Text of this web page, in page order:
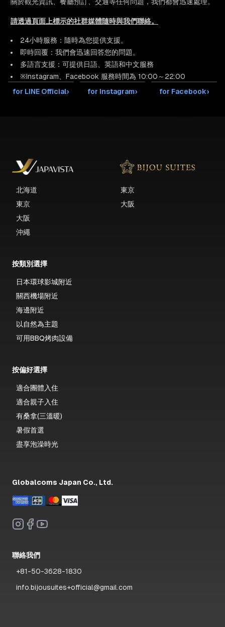
請透過頁面上標示的社群媒體隨時與我們聯絡。
24小時服務：隨時為您提供支援。
即時回覆：我們會迅速回答您的問題。
多語言支援：可提供日語、英語和中文服務
※Instagram、Facebook 服務時間為 10:00～22:00
for LINE Official› for Instagram› for Facebook›
北海道
東京
大阪
沖繩
東京
大阪
按類別選擇
日本環球影城附近
關西機場附近
海邊附近
以自然為主題
可用BBQ烤肉設備
按偏好選擇
適合團體入住
適合親子入住
有桑拿(三溫暖)
暑假首選
盡享泡澡時光
Globalcoms Japan Co., Ltd.
聯絡我們
+81-50-3628-1830
info.bijousuites+official@gmail.com